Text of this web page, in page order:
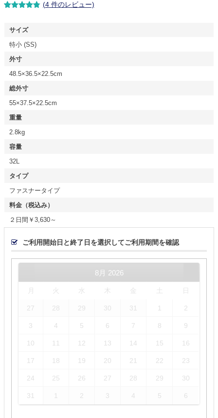
く5段階評
価のうち、
4.75 点
(4件のレビュー)
サイズ
特小 (SS)
外寸
48.5×36.5×22.5cm
総外寸
55×37.5×22.5cm
重量
2.8kg
容量
32L
タイプ
ファスナータイプ
料金（税込み）
２日間￥3,630～
ご利用開始日と終了日を選択してご利用期間を確認
8月 2026
火 水 木 金 土
27 28 29 30 31 1 2
3 4 5 6 7 8 9
10 11 12 13 14 15 16
17 18 19 20 21 22 23
24 25 26 27 28 29 30
31 1 2 3 4 5 6